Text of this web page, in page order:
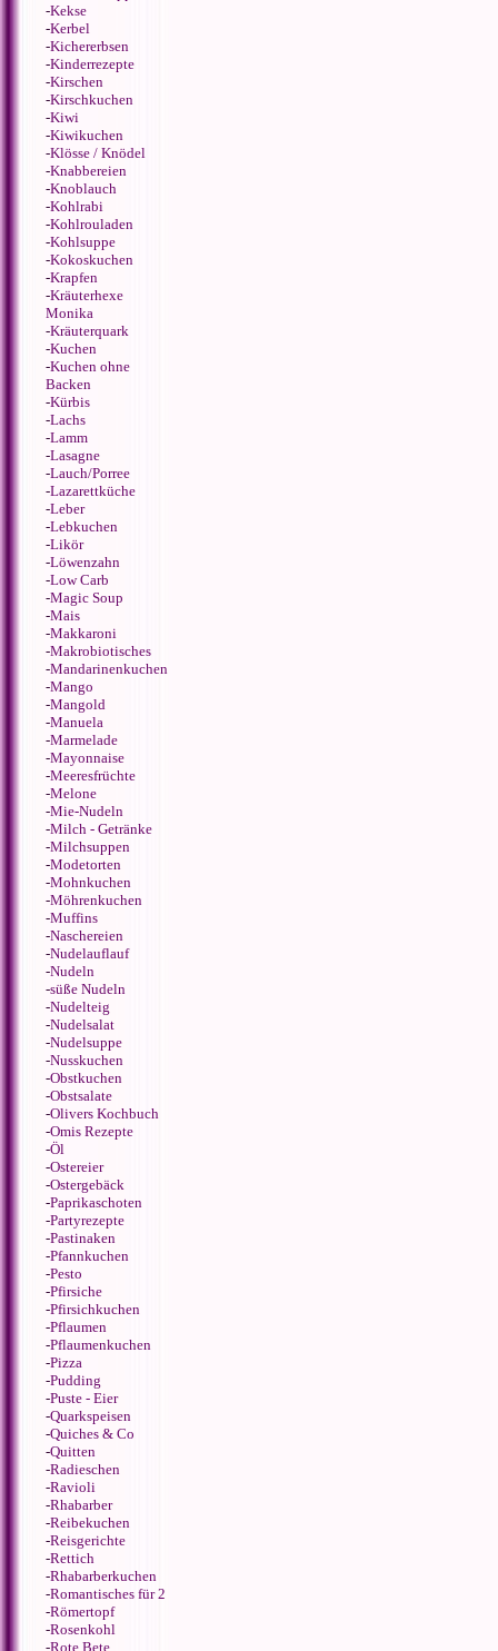
-Kekse
-Kerbel
-Kichererbsen
-Kinderrezepte
-Kirschen
-Kirschkuchen
-Kiwi
-Kiwikuchen
-Klösse / Knödel
-Knabbereien
-Knoblauch
-Kohlrabi
-Kohlrouladen
-Kohlsuppe
-Kokoskuchen
-Krapfen
-Kräuterhexe
Monika
-Kräuterquark
-Kuchen
-Kuchen ohne
Backen
-Kürbis
-Lachs
-Lamm
-Lasagne
-Lauch/Porree
-Lazarettküche
-Leber
-Lebkuchen
-Likör
-Löwenzahn
-Low Carb
-Magic Soup
-Mais
-Makkaroni
-Makrobiotisches
-Mandarinenkuchen
-Mango
-Mangold
-Manuela
-Marmelade
-Mayonnaise
-Meeresfrüchte
-Melone
-Mie-Nudeln
-Milch - Getränke
-Milchsuppen
-Modetorten
-Mohnkuchen
-Möhrenkuchen
-Muffins
-Naschereien
-Nudelauflauf
-Nudeln
-süße Nudeln
-Nudelteig
-Nudelsalat
-Nudelsuppe
-Nusskuchen
-Obstkuchen
-Obstsalate
-Olivers Kochbuch
-Omis Rezepte
-Öl
-Ostereier
-Ostergebäck
-Paprikaschoten
-Partyrezepte
-Pastinaken
-Pfannkuchen
-Pesto
-Pfirsiche
-Pfirsichkuchen
-Pflaumen
-Pflaumenkuchen
-Pizza
-Pudding
-Puste - Eier
-Quarkspeisen
-Quiches & Co
-Quitten
-Radieschen
-Ravioli
-Rhabarber
-Reibekuchen
-Reisgerichte
-Rettich
-Rhabarberkuchen
-Romantisches für 2
-Römertopf
-Rosenkohl
-Rote Bete